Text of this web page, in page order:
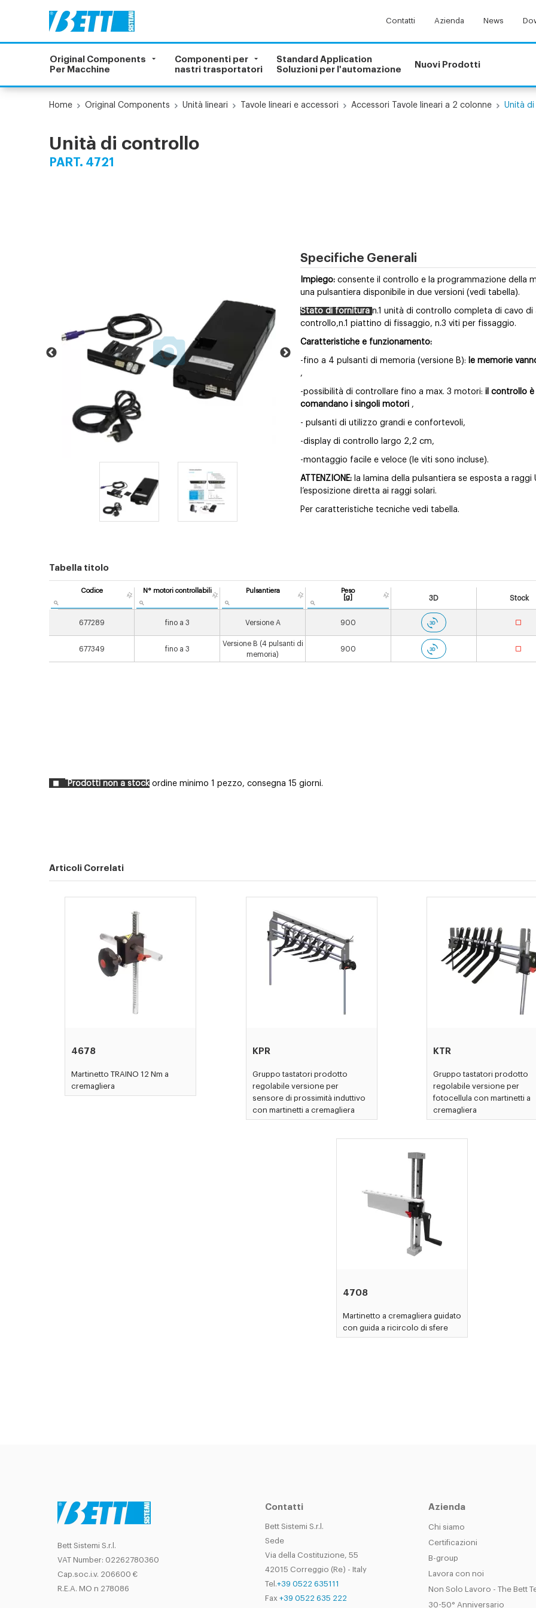
Contatti Azienda News
Original Components
Per Macchine
Componenti per
nastri trasportatori
Standard Application
Soluzioni per l'automazione
Nuovi Prodotti
Home Original Components Unità lineari Tavole lineari e accessori Accessori Tavole lineari a 2 colonne Unità
Unità di controllo
PART. 4721
Specifiche Generali
Impiego: consente il controllo e la programmazione della
una pulsantiera disponibile in due versioni (vedi tabella).
Stato di fornitura n.1 unità di controllo completa di cavo di
controllo,n.1 piattino di fissaggio, n.3 viti per fissaggio.
Caratteristiche e funzionamento:
-fino a 4 pulsanti di memoria (versione B): le memorie
,
-possibilità di controllare fino a max. 3 motori: il controllo
comandano i singoli motori ,
- pulsanti di utilizzo grandi e confortevoli,
-display di controllo largo 2,2 cm,
-montaggio facile e veloce (le viti sono incluse).
ATTENZIONE: la lamina della pulsantiera se esposta a
l’esposizione diretta ai raggi solari.
Per caratteristiche tecniche vedi tabella.
Tabella titolo
Codice N° motori controllabili Pulsantiera
Peso
[g]
3D Stock
677289 fino a 3 Versione A 900
677349 fino a 3
Versione B (4 pulsanti di
memoria)
900
Prodotti non a stock ordine minimo 1 pezzo, consegna 15 giorni.
Articoli Correlati
4678
Martinetto TRAINO 12 Nm a
cremagliera
KPR
Gruppo tastatori prodotto
regolabile versione per
sensore di prossimità induttivo
con martinetti a cremagliera
KTR
Gruppo tastatori prodotto
regolabile versione per
fotocellula con martinetti a
cremagliera
4708
Martinetto a cremagliera guidato
con guida a ricircolo di sfere
Bett Sistemi S.r.l.
VAT Number: 02262780360
Cap.soc.i.v. 206600 €
R.E.A. MO n 278086
Contatti
Bett Sistemi S.r.l.
Sede
Via della Costituzione, 55
42015 Correggio (Re) - Italy
Tel.+39 0522 635111
Fax +39 0522 635 222
Azienda
Chi siamo
Certificazioni
B-group
Lavora con noi
Non Solo Lavoro - The Bett
30-50° Anniversario